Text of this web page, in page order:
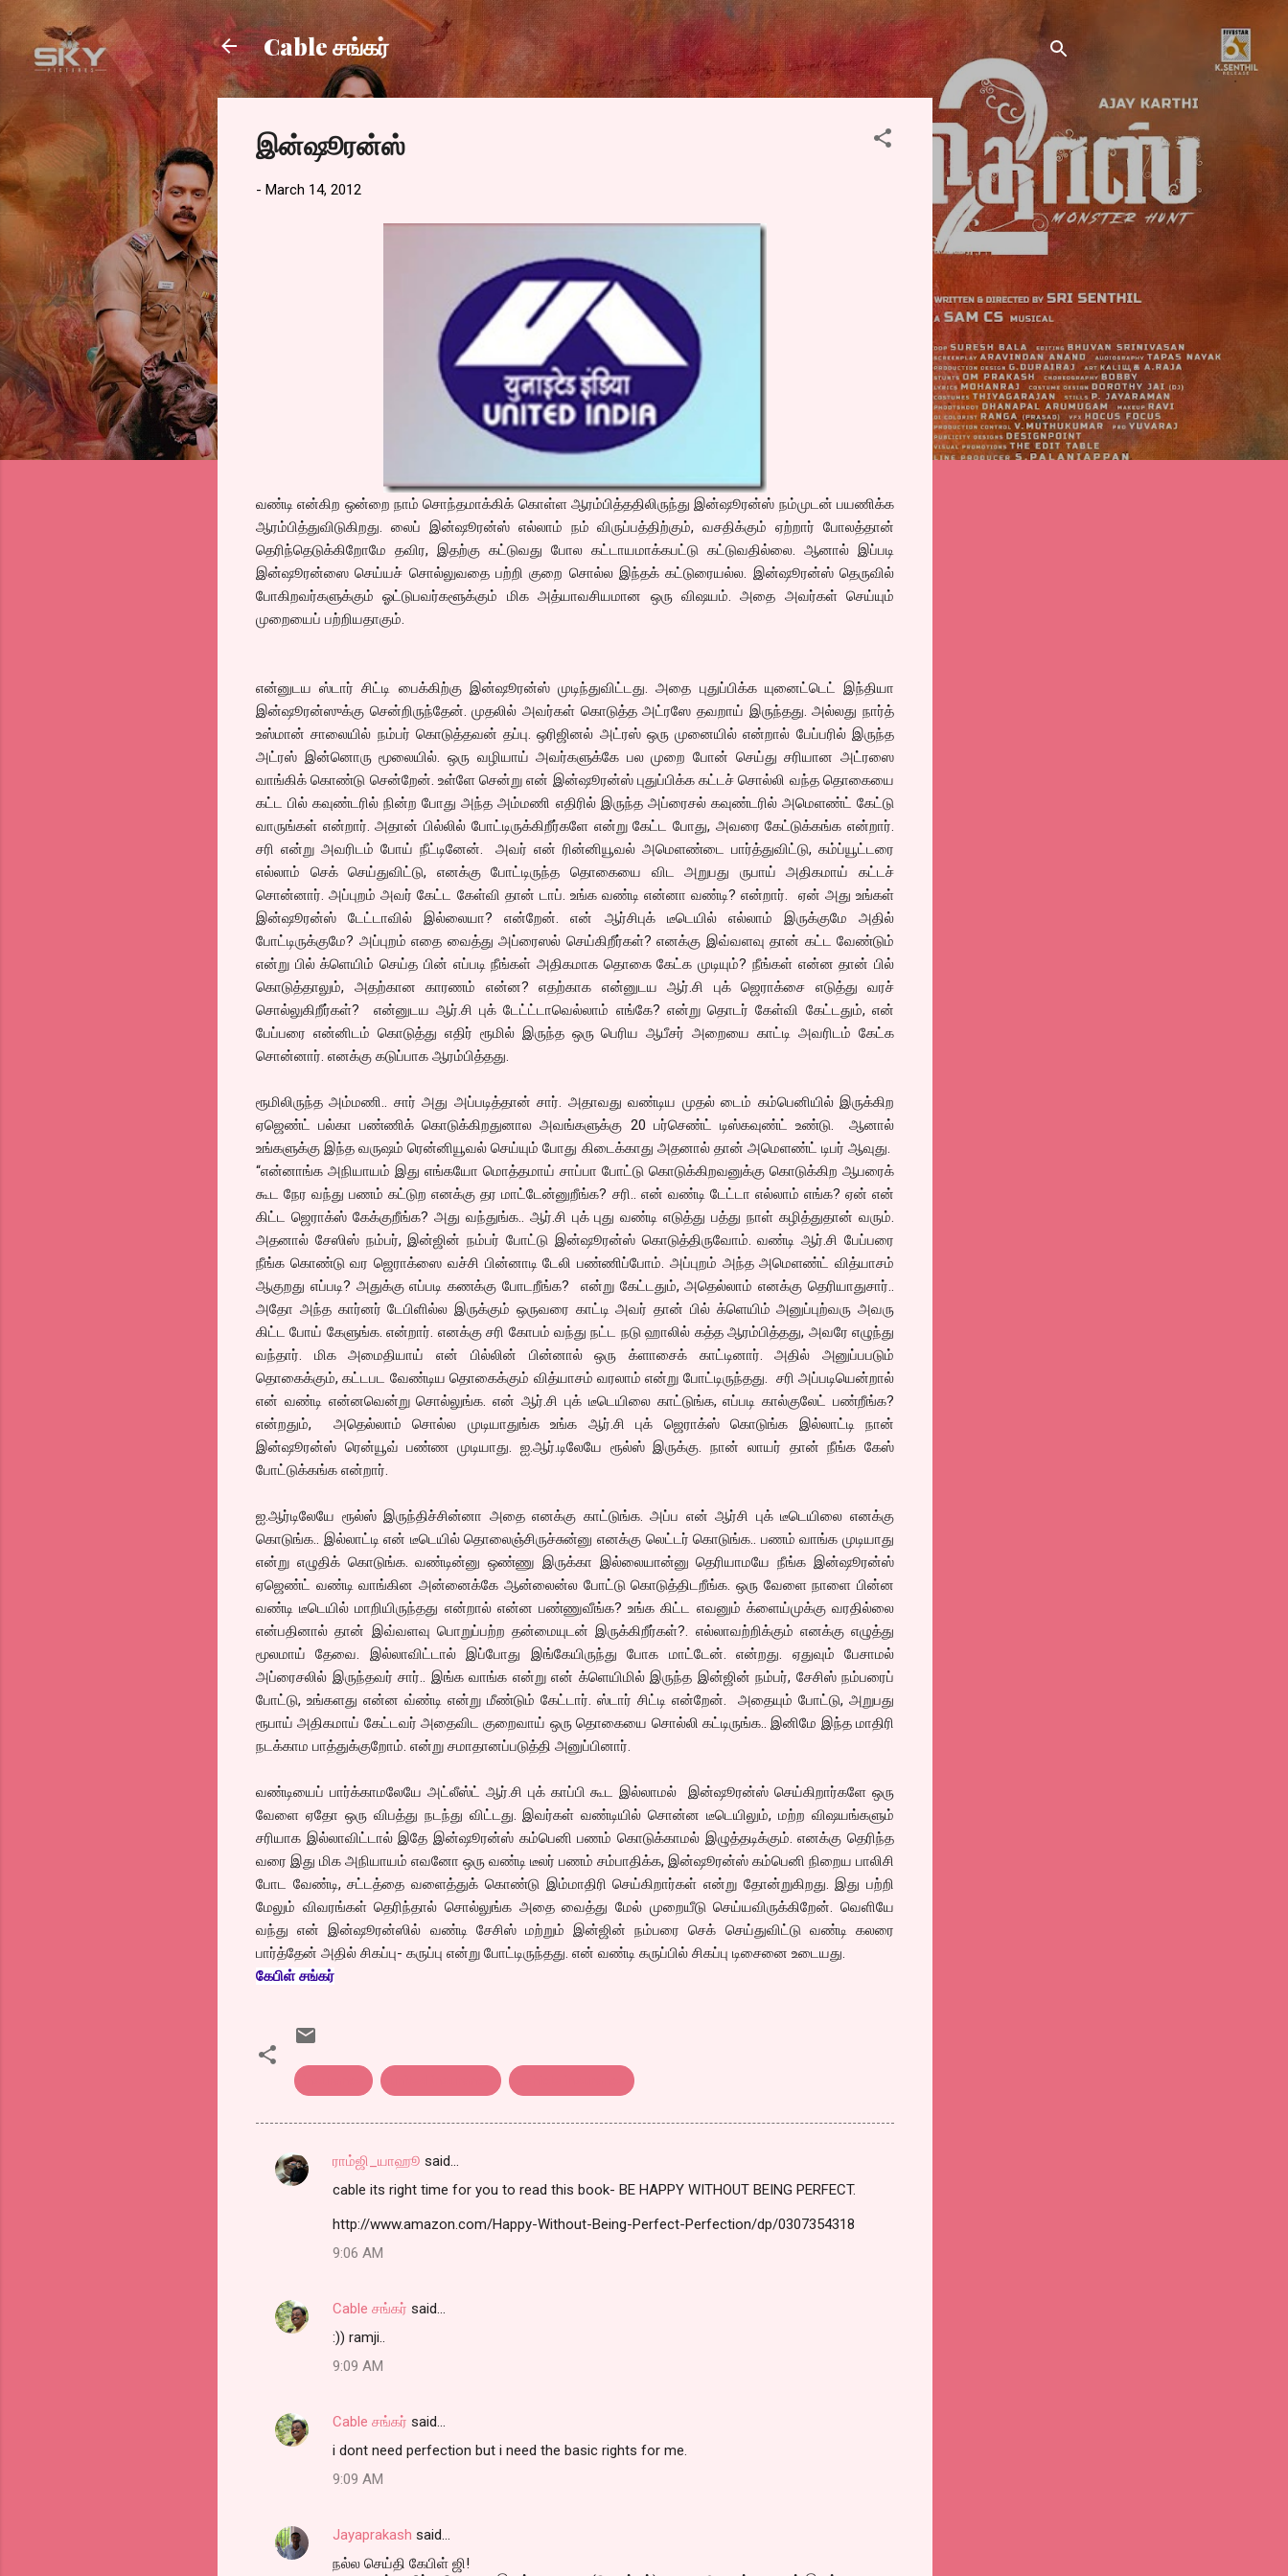
Skip to main content
Cable சங்கர்
இன்ஷூரன்ஸ்
- March 14, 2012
வண்டி என்கிற ஒன்றை நாம் சொந்தமாக்கிக் கொள்ள ஆரம்பித்ததிலிருந்து இன்ஷூரன்ஸ் நம்முடன் பயணிக்க
ஆரம்பித்துவிடுகிறது. லைப் இன்ஷூரன்ஸ் எல்லாம் நம் விருப்பத்திற்கும், வசதிக்கும் ஏற்றார் போலத்தான்
தெரிந்தெடுக்கிறோமே தவிர, இதற்கு கட்டுவது போல கட்டாயமாக்கபட்டு கட்டுவதில்லை. ஆனால் இப்படி
இன்ஷூரன்ஸை செய்யச் சொல்லுவதை பற்றி குறை சொல்ல இந்தக் கட்டுரையல்ல. இன்ஷூரன்ஸ் தெருவில்
போகிறவர்களுக்கும் ஓட்டுபவர்களூக்கும் மிக அத்யாவசியமான ஒரு விஷயம். அதை அவர்கள் செய்யும்
முறையைப் பற்றியதாகும்.
என்னுடய ஸ்டார் சிட்டி பைக்கிற்கு இன்ஷூரன்ஸ் முடிந்துவிட்டது. அதை புதுப்பிக்க யுனைட்டெட் இந்தியா
இன்ஷூரன்ஸுக்கு சென்றிருந்தேன். முதலில் அவர்கள் கொடுத்த அட்ரஸே தவறாய் இருந்தது. அல்லது நார்த்
உஸ்மான் சாலையில் நம்பர் கொடுத்தவன் தப்பு. ஒரிஜினல் அட்ரஸ் ஒரு முனையில் என்றால் பேப்பரில் இருந்த
அட்ரஸ் இன்னொரு மூலையில். ஒரு வழியாய் அவர்களுக்கே பல முறை போன் செய்து சரியான அட்ரஸை
வாங்கிக் கொண்டு சென்றேன். உள்ளே சென்று என் இன்ஷூரன்ஸ் புதுப்பிக்க கட்டச் சொல்லி வந்த தொகையை
கட்ட பில் கவுண்டரில் நின்ற போது அந்த அம்மணி எதிரில் இருந்த அப்ரைசல் கவுண்டரில் அமெளண்ட் கேட்டு
வாருங்கள் என்றார். அதான் பில்லில் போட்டிருக்கிறீர்களே என்று கேட்ட போது, அவரை கேட்டுக்கங்க என்றார்.
சரி என்று அவரிடம் போய் நீட்டினேன். அவர் என் ரின்னியூவல் அமெளண்டை பார்த்துவிட்டு, கம்ப்யூட்டரை
எல்லாம் செக் செய்துவிட்டு, எனக்கு போட்டிருந்த தொகையை விட அறுபது ருபாய் அதிகமாய் கட்டச்
சொன்னார். அப்புறம் அவர் கேட்ட கேள்வி தான் டாப். உங்க வண்டி என்னா வண்டி? என்றார். ஏன் அது உங்கள்
இன்ஷூரன்ஸ் டேட்டாவில் இல்லையா? என்றேன். என் ஆர்சிபுக் டீடெயில் எல்லாம் இருக்குமே அதில்
போட்டிருக்குமே? அப்புறம் எதை வைத்து அப்ரைஸல் செய்கிறீர்கள்? எனக்கு இவ்வளவு தான் கட்ட வேண்டும்
என்று பில் க்ளெயிம் செய்த பின் எப்படி நீங்கள் அதிகமாக தொகை கேட்க முடியும்? நீங்கள் என்ன தான் பில்
கொடுத்தாலும், அதற்கான காரணம் என்ன? எதற்காக என்னுடய ஆர்.சி புக் ஜெராக்சை எடுத்து வரச்
சொல்லுகிறீர்கள்? என்னுடய ஆர்.சி புக் டேட்ட்டாவெல்லாம் எங்கே? என்று தொடர் கேள்வி கேட்டதும், என்
பேப்பரை என்னிடம் கொடுத்து எதிர் ரூமில் இருந்த ஒரு பெரிய ஆபீசர் அறையை காட்டி அவரிடம் கேட்க
சொன்னார். எனக்கு கடுப்பாக ஆரம்பித்தது.
ரூமிலிருந்த அம்மணி.. சார் அது அப்படித்தான் சார். அதாவது வண்டிய முதல் டைம் கம்பெனியில் இருக்கிற
ஏஜெண்ட் பல்கா பண்ணிக் கொடுக்கிறதுனால அவங்களுக்கு 20 பர்செண்ட் டிஸ்கவுண்ட் உண்டு. ஆனால்
உங்களுக்கு இந்த வருஷம் ரென்னியூவல் செய்யும் போது கிடைக்காது அதனால் தான் அமெளண்ட் டிபர் ஆவுது.
“என்னாங்க அநியாயம் இது எங்கயோ மொத்தமாய் சாப்பா போட்டு கொடுக்கிறவனுக்கு கொடுக்கிற ஆபரைக்
கூட நேர வந்து பணம் கட்டுற எனக்கு தர மாட்டேன்னுறீங்க? சரி.. என் வண்டி டேட்டா எல்லாம் எங்க? ஏன் என்
கிட்ட ஜெராக்ஸ் கேக்குறீங்க? அது வந்துங்க.. ஆர்.சி புக் புது வண்டி எடுத்து பத்து நாள் கழித்துதான் வரும்.
அதனால் சேஸிஸ் நம்பர், இன்ஜின் நம்பர் போட்டு இன்ஷூரன்ஸ் கொடுத்திருவோம். வண்டி ஆர்.சி பேப்பரை
நீங்க கொண்டு வர ஜெராக்ஸை வச்சி பின்னாடி டேலி பண்ணிப்போம். அப்புறம் அந்த அமெளண்ட் வித்யாசம்
ஆகுறது எப்படி? அதுக்கு எப்படி கணக்கு போடறீங்க? என்று கேட்டதும், அதெல்லாம் எனக்கு தெரியாதுசார்..
அதோ அந்த கார்னர் டேபிளில்ல இருக்கும் ஒருவரை காட்டி அவர் தான் பில் க்ளெயிம் அனுப்புற்வரு அவரு
கிட்ட போய் கேளுங்க. என்றார். எனக்கு சரி கோபம் வந்து நட்ட நடு ஹாலில் கத்த ஆரம்பித்தது, அவரே எழுந்து
வந்தார். மிக அமைதியாய் என் பில்லின் பின்னால் ஒரு க்ளாசைக் காட்டினார். அதில் அனுப்பபடும்
தொகைக்கும், கட்டபட வேண்டிய தொகைக்கும் வித்யாசம் வரலாம் என்று போட்டிருந்தது. சரி அப்படியென்றால்
என் வண்டி என்னவென்று சொல்லுங்க. என் ஆர்.சி புக் டீடெயிலை காட்டுங்க, எப்படி கால்குலேட் பண்றீங்க?
என்றதும், அதெல்லாம் சொல்ல முடியாதுங்க உங்க ஆர்.சி புக் ஜெராக்ஸ் கொடுங்க இல்லாட்டி நான்
இன்ஷூரன்ஸ் ரென்யூவ் பண்ண முடியாது. ஐ.ஆர்.டிலேயே ரூல்ஸ் இருக்கு. நான் லாயர் தான் நீங்க கேஸ்
போட்டுக்கங்க என்றார்.
ஐ.ஆர்டிலேயே ரூல்ஸ் இருந்திச்சின்னா அதை எனக்கு காட்டுங்க. அப்ப என் ஆர்சி புக் டீடெயிலை எனக்கு
கொடுங்க.. இல்லாட்டி என் டீடெயில் தொலைஞ்சிருச்சுன்னு எனக்கு லெட்டர் கொடுங்க.. பணம் வாங்க முடியாது
என்று எழுதிக் கொடுங்க. வண்டின்னு ஒண்ணு இருக்கா இல்லையான்னு தெரியாமயே நீங்க இன்ஷூரன்ஸ்
ஏஜெண்ட் வண்டி வாங்கின அன்னைக்கே ஆன்லைன்ல போட்டு கொடுத்திடறீங்க. ஒரு வேளை நாளை பின்ன
வண்டி டீடெயில் மாறியிருந்தது என்றால் என்ன பண்ணுவீங்க? உங்க கிட்ட எவனும் க்ளைய்முக்கு வரதில்லை
என்பதினால் தான் இவ்வளவு பொறுப்பற்ற தன்மையுடன் இருக்கிறீர்கள்?. எல்லாவற்றிக்கும் எனக்கு எழுத்து
மூலமாய் தேவை. இல்லாவிட்டால் இப்போது இங்கேயிருந்து போக மாட்டேன். என்றது. ஏதுவும் பேசாமல்
அப்ரைசலில் இருந்தவர் சார்.. இங்க வாங்க என்று என் க்ளெயிமில் இருந்த இன்ஜின் நம்பர், சேசிஸ் நம்பரைப்
போட்டு, உங்களது என்ன வ்ண்டி என்று மீண்டும் கேட்டார். ஸ்டார் சிட்டி என்றேன். அதையும் போட்டு, அறுபது
ரூபாய் அதிகமாய் கேட்டவர் அதைவிட குறைவாய் ஒரு தொகையை சொல்லி கட்டிருங்க.. இனிமே இந்த மாதிரி
நடக்காம பாத்துக்குறோம். என்று சமாதானப்படுத்தி அனுப்பினார்.
வண்டியைப் பார்க்காமலேயே அட்லீஸ்ட் ஆர்.சி புக் காப்பி கூட இல்லாமல் இன்ஷூரன்ஸ் செய்கிறார்களே ஒரு
வேளை ஏதோ ஒரு விபத்து நடந்து விட்டது. இவர்கள் வண்டியில் சொன்ன டீடெயிலும், மற்ற விஷயங்களும்
சரியாக இல்லாவிட்டால் இதே இன்ஷூரன்ஸ் கம்பெனி பணம் கொடுக்காமல் இழுத்தடிக்கும். எனக்கு தெரிந்த
வரை இது மிக அநியாயம் எவனோ ஒரு வண்டி டீலர் பணம் சம்பாதிக்க, இன்ஷூரன்ஸ் கம்பெனி நிறைய பாலிசி
போட வேண்டி, சட்டத்தை வளைத்துக் கொண்டு இம்மாதிரி செய்கிறார்கள் என்று தோன்றுகிறது. இது பற்றி
மேலும் விவரங்கள் தெரிந்தால் சொல்லுங்க அதை வைத்து மேல் முறையீடு செய்யவிருக்கிறேன். வெளியே
வந்து என் இன்ஷூரன்ஸில் வண்டி சேசிஸ் மற்றும் இன்ஜின் நம்பரை செக் செய்துவிட்டு வண்டி கலரை
பார்த்தேன் அதில் சிகப்பு- கருப்பு என்று போட்டிருந்தது. என் வண்டி கருப்பில் சிகப்பு டிசைனை உடையது.
கேபிள் சங்கர்
C
n
t
ராம்ஜி_யாஹூ said…
cable its right time for you to read this book- BE HAPPY WITHOUT BEING PERFECT.
http://www.amazon.com/Happy-Without-Being-Perfect-Perfection/dp/0307354318
9:06 AM
Cable சங்கர் said…
:)) ramji..
9:09 AM
Cable சங்கர் said…
i dont need perfection but i need the basic rights for me.
9:09 AM
Jayaprakash said…
நல்ல செய்தி கேபிள் ஜி!